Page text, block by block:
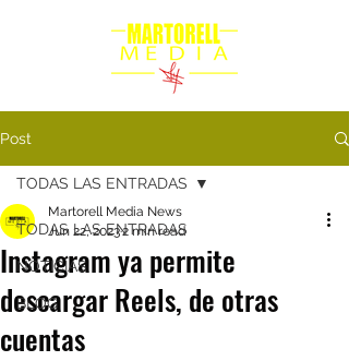
Post
TODAS LAS ENTRADAS
NOTICIAS
BLOG
TODAS LAS ENTRADAS
Instagram ya permite
descargar Reels, de otras
cuentas
Martorell Media News
Jun 22, 20232 min read